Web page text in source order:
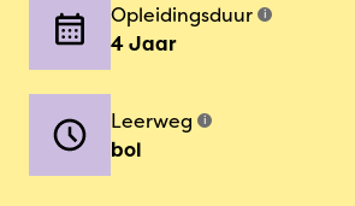
Opleidingsduur i
4 Jaar
Leerweg i
bol